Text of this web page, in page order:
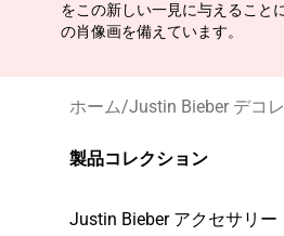
をこの新しい一見に与えること
の肖像画を備えています。
ホーム/Justin Bieber デコ
製品コレクション
Justin Bieber アクセサリー